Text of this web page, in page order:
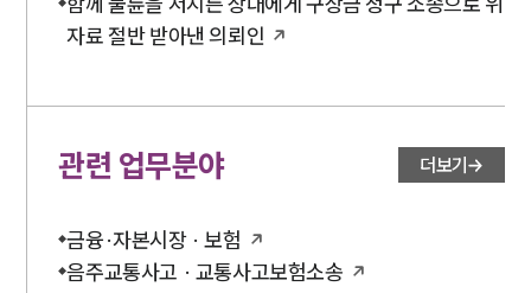
자료 절반 받아낸 의뢰인
관련 업무분야 더보기
금융·자본시장 · 보험
음주교통사고 · 교통사고보험소송